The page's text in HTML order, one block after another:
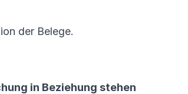
der Belege.
in Beziehung stehen